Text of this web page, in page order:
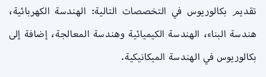
تقديم بكالوريوس في التخصصات التالية: الهندسة الكهربائية،
هندسة البناء، الهندسة الكيميائية وهندسة المعالجة، إضافة إلى
بكالوريوس في الهندسة الميكانيكية.